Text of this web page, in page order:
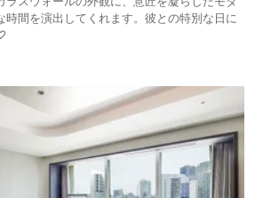
時間を演出してくれます。彼との特別な日に